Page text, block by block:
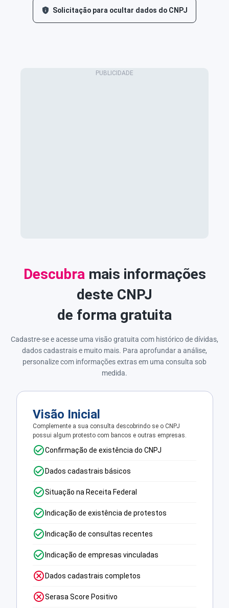
Solicitação para ocultar dados do CNPJ
Descubra mais informações
deste CNPJ
de forma gratuita
Cadastre-se e acesse uma visão gratuita com histórico de dívidas,
dados cadastrais e muito mais. Para aprofundar a análise,
personalize com informações extras em uma consulta sob
medida.
Visão Inicial
Complemente a sua consulta descobrindo se o CNPJ
possui algum protesto com bancos e outras empresas.
Confirmação de existência do CNPJ
Dados cadastrais básicos
Situação na Receita Federal
Indicação de existência de protestos
Indicação de consultas recentes
Indicação de empresas vinculadas
Dados cadastrais completos
Serasa Score Positivo